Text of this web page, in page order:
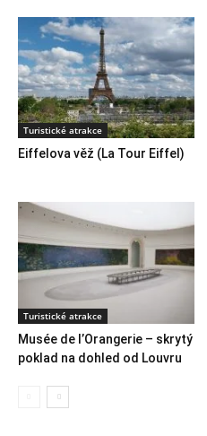
Turistické atrakce
Eiffelova věž (La Tour Eiffel)
Turistické atrakce
Musée de l’Orangerie – skrytý
poklad na dohled od Louvru